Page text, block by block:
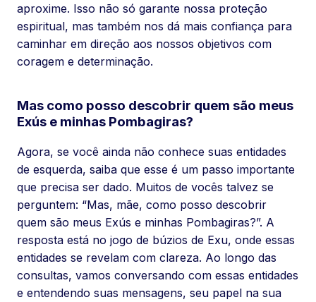
aproxime. Isso não só garante nossa proteção
espiritual, mas também nos dá mais confiança para
caminhar em direção aos nossos objetivos com
coragem e determinação.
Mas como posso descobrir quem são meus
Exús e minhas Pombagiras?
Agora, se você ainda não conhece suas entidades
de esquerda, saiba que esse é um passo importante
que precisa ser dado. Muitos de vocês talvez se
perguntem: “Mas, mãe, como posso descobrir
quem são meus Exús e minhas Pombagiras?”. A
resposta está no jogo de búzios de Exu, onde essas
entidades se revelam com clareza. Ao longo das
consultas, vamos conversando com essas entidades
e entendendo suas mensagens, seu papel na sua